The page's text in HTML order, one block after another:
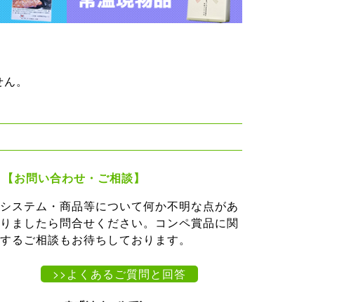
。
【お問い合わせ・ご相談】
システム・商品等について何か不明な点があ
りましたら問合せください。コンペ賞品に関
するご相談もお待ちしております。
>>よくあるご質問と回答